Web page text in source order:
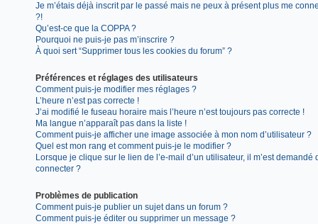
Je m’étais déjà inscrit par le passé mais ne peux à présent plus me
?!
Qu’est-ce que la COPPA ?
Pourquoi ne puis-je pas m’inscrire ?
À quoi sert “Supprimer tous les cookies du forum” ?
Préférences et réglages des utilisateurs
Comment puis-je modifier mes réglages ?
L’heure n’est pas correcte !
J’ai modifié le fuseau horaire mais l’heure n’est toujours pas correcte !
Ma langue n’apparaît pas dans la liste !
Comment puis-je afficher une image associée à mon nom d’utilisateur ?
Quel est mon rang et comment puis-je le modifier ?
Lorsque je clique sur le lien de l’e-mail d’un utilisateur, il m’est demandé
connecter ?
Problèmes de publication
Comment puis-je publier un sujet dans un forum ?
Comment puis-je éditer ou supprimer un message ?